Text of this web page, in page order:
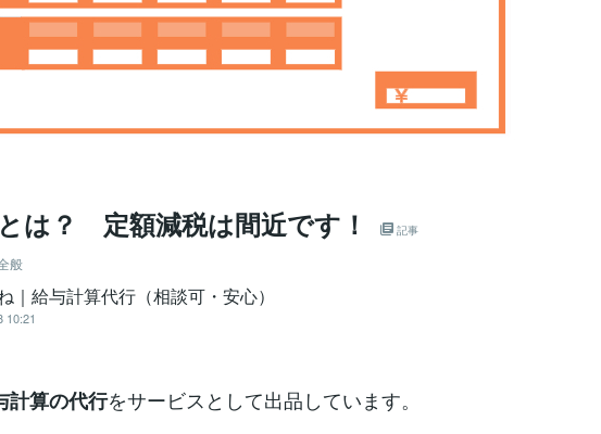
は？ 定額減税は間近です！ 記事
般
｜給与計算代行（相談可・安心）
10:21
計算の代行をサービスとして出品しています。